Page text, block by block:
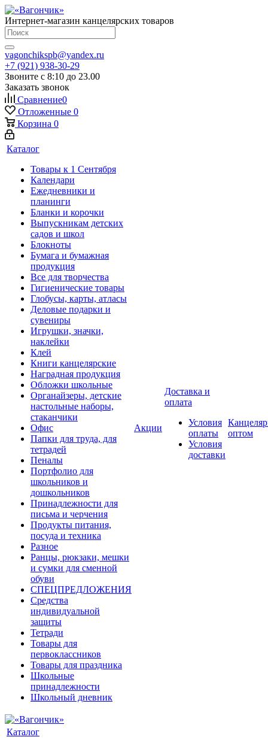
Интернет-магазин канцелярских товаров
vagonchikspb@yandex.ru
+7 (921) 938-30-29
Звоните с 8:10 до 23.00
Заказать звонок
Сравнение0
Отложенные 0
Корзина 0
Каталог
Товары к 1 Сентября
Календари
Ежедневники и
планинги
Бланки и корочки
Выпускникам детских
садов и школ
Блокноты
Бумага и бумажная
продукция
Все для творчества
Гигиенические товары
Глобусы, карты, атласы
Деловые подарки и
сувениры
Игрушки, значки,
наклейки
Клей
Книги канцелярские
Наградная продукция
Обложки школьные
Органайзеры, детские
настольные наборы,
стаканчики
Офис
Папки для труда, для
тетрадей
Пеналы
Портфолио для
школьников и
дошкольников
Принадлежности для
письма и черчения
Продукты питания,
посуда и техника
Разное
Ранцы, рюкзаки, мешки
и сумки для сменной
обуви
СПЕЦПРЕДЛОЖЕНИЯ
Средства
индивидуальной
защиты
Тетради
Товары для
первоклассников
Товары для праздника
Школьные
принадлежности
Школьный дневник
Акции
Доставка и
оплата
Условия
оплаты
Условия
доставки
оптом
Каталог